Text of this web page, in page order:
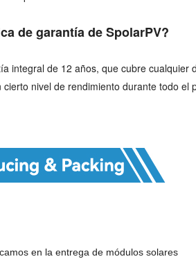
de garantía de SpolarPV?
integral de 12 años, que cubre cualquier
nivel de rendimiento durante todo el
en la entrega de módulos solares